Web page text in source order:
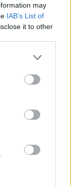
may
IAB’s List of
it to other